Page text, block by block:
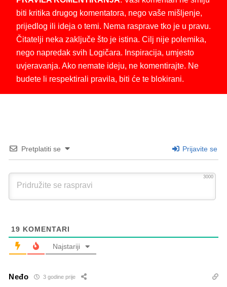
biti kritika drugog komentatora, nego vaše mišljenje,
prijedlog ili ideja o temi. Nema rasprave tko je u pravu.
Čitatelji neka zaključe što je istina. Cilj nije polemika,
nego napredak svih Logičara. Inspiracija, umjesto
uvjeravanja. Ako nemate ideju, ne komentirajte. Ne
budete li respektirali pravila, biti će te blokirani.
Pretplatiti se Prijavite se
3000
19 KOMENTARI
Najstariji
Neđo 3 godine prije